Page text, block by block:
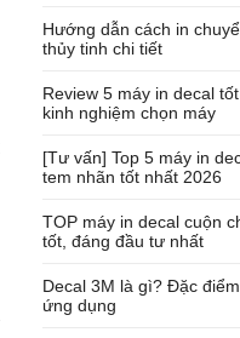
Hướng dẫn cách in
thủy tinh chi tiết
Review 5 máy in decal
kinh nghiệm chọn máy
[Tư vấn] Top 5 máy in
tem nhãn tốt nhất 2026
TOP máy in decal cuộn
tốt, đáng đầu tư nhất
Decal 3M là gì? Đặc
ứng dụng